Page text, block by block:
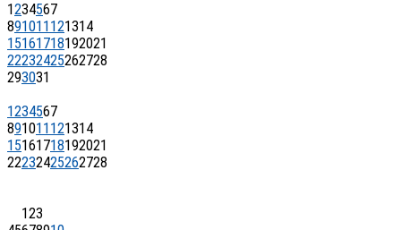
1234567
891011121314
15161718192021
22232425262728
293031
1234567
891011121314
15161718192021
22232425262728
123